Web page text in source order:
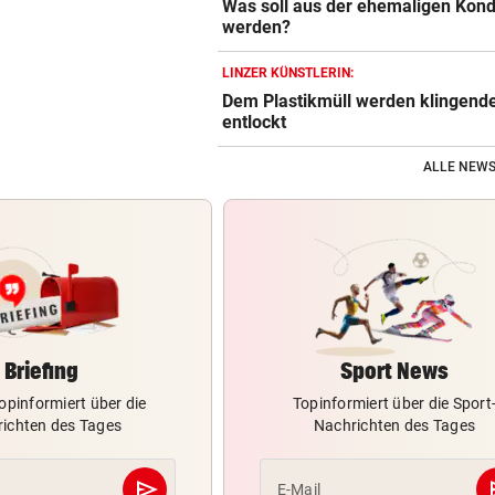
Was soll aus der ehemaligen
werden?
LINZER KÜNSTLERIN:
Dem Plastikmüll werden
entlockt
ALLE
Briefing
über die
des Tages
Sport News
Topinformiert über die
Nachrichten des Tages
E-Mail